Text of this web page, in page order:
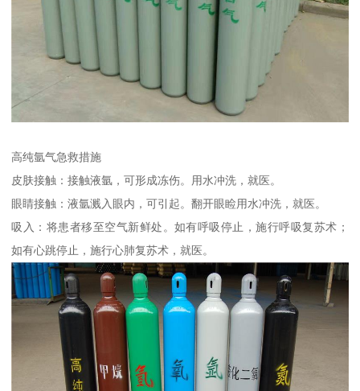
高纯氩气急救措施
皮肤接触：接触液氩，可形成冻伤。用水冲洗，就医。
眼睛接触：液氩溅入眼内，可引起。翻开眼睑用水冲洗，就医。
吸入：将患者移至空气新鲜处。如有呼吸停止，施行呼吸复苏术；
如有心跳停止，施行心肺复苏术，就医。